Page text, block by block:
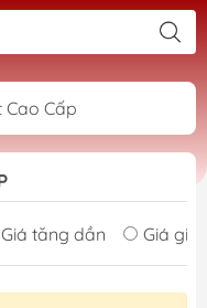
Cấp
Giá tăng dần Giá